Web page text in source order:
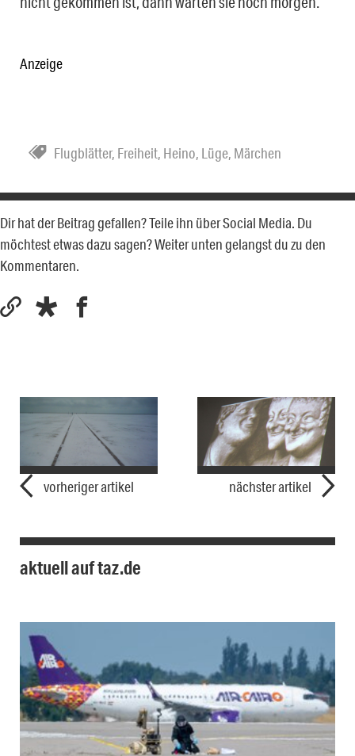
Anzeige
Flugblätter, Freiheit, Heino, Lüge, Märchen
Dir hat der Beitrag gefallen? Teile ihn über Social Media. Du
möchtest etwas dazu sagen? Weiter unten gelangst du zu den
Kommentaren.
vorheriger artikel nächster artikel
aktuell auf taz.de